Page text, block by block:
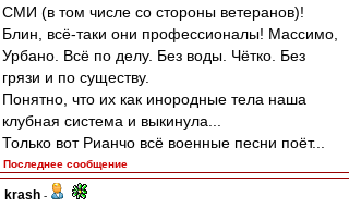
СМИ (в том числе со стороны ветеранов)!
Блин, всё-таки они профессионалы! Массимо,
Урбано. Всё по делу. Без воды. Чётко. Без
грязи и по существу.
Понятно, что их как инородные тела наша
клубная система и выкинула...
Только вот Рианчо всё военные песни поёт...
Последнее сообщение
krash -